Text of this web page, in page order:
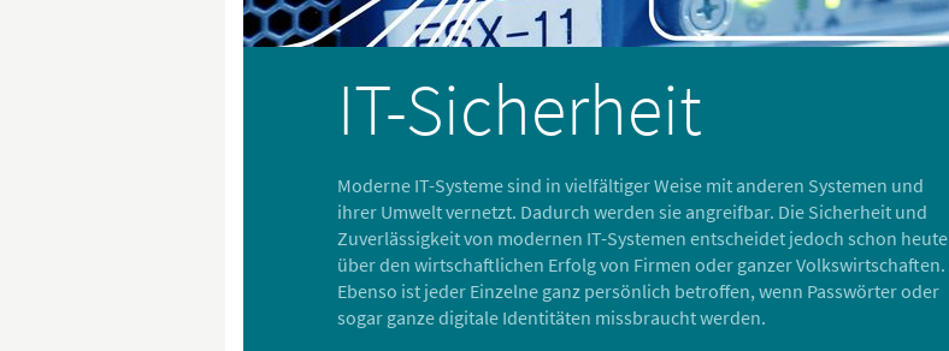
IT-Sicherheit
Moderne IT-Systeme sind in vielfältiger Weise mit anderen Systemen und
ihrer Umwelt vernetzt. Dadurch werden sie angreifbar. Die Sicherheit und
Zuverlässigkeit von modernen IT-Systemen entscheidet jedoch schon heute
über den wirtschaftlichen Erfolg von Firmen oder ganzer Volkswirtschaften.
Ebenso ist jeder Einzelne ganz persönlich betroffen, wenn Passwörter oder
sogar ganze digitale Identitäten missbraucht werden.